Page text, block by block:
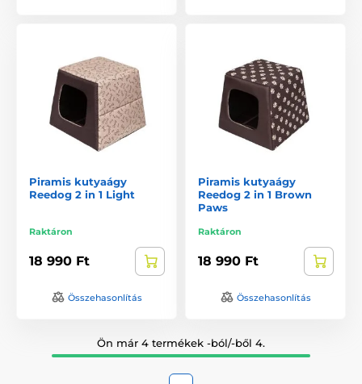
Piramis kutyaágy
Reedog 2 in 1 Light
Raktáron
18 990 Ft
Összehasonlítás
Piramis kutyaágy
Reedog 2 in 1 Brown
Paws
Raktáron
18 990 Ft
Összehasonlítás
Ön már 4 termékek -ból/-ből 4.